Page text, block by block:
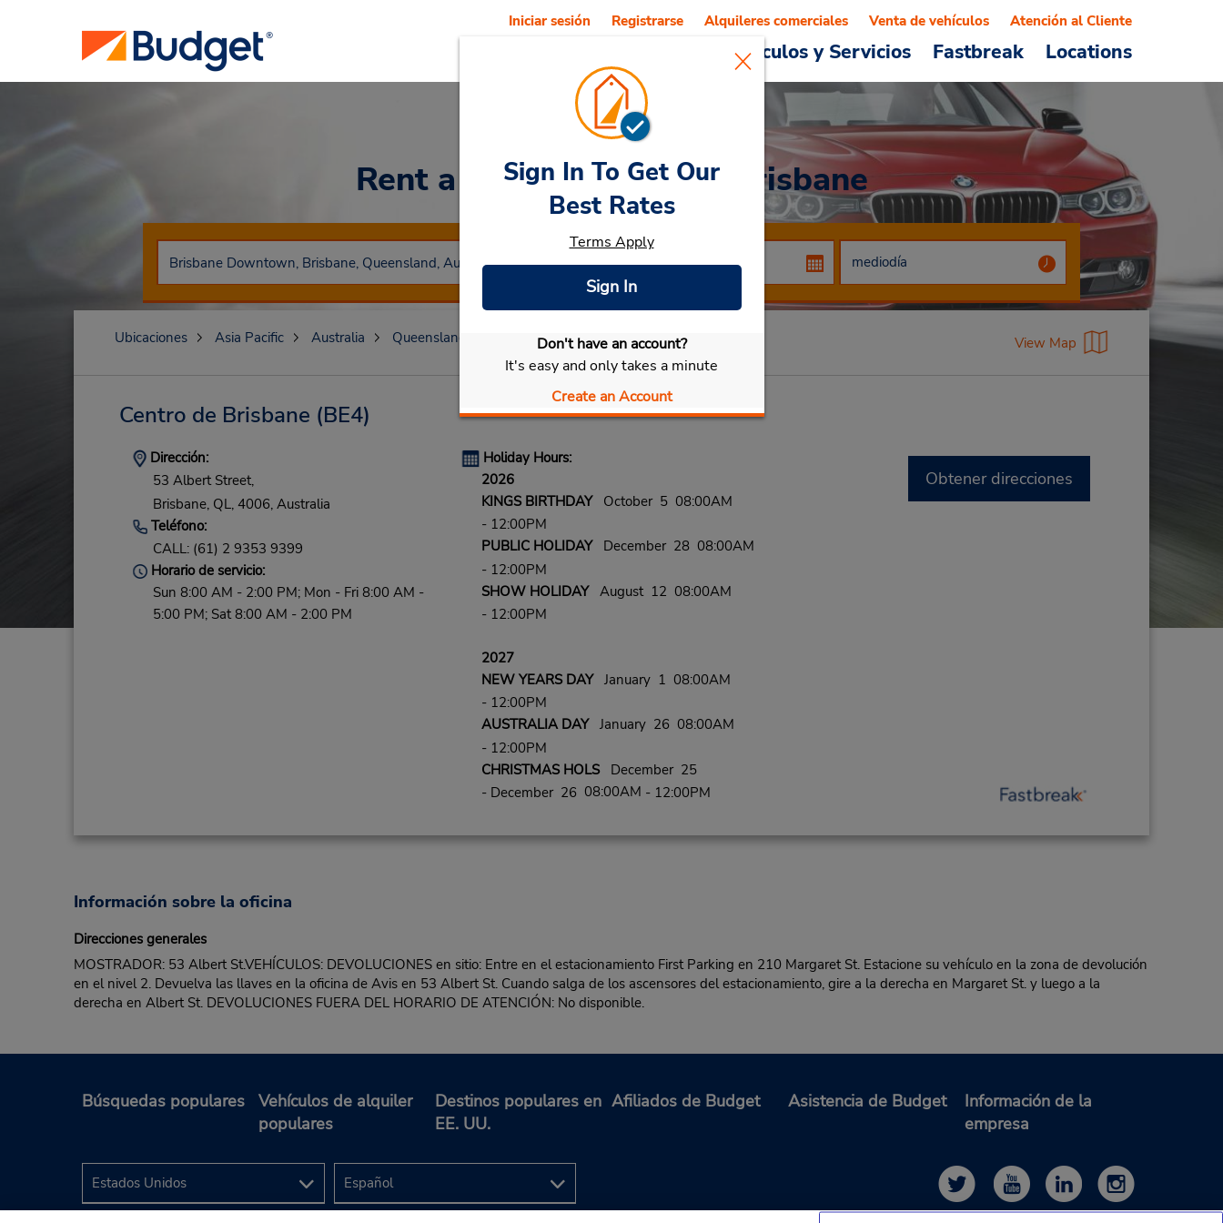
Vehículos y Servicios Fastbreak Locations
Iniciar sesión Registrarse Alquileres comerciales Venta de vehículos Atención al Cliente
Rent a Carat Centro de Brisbane
Seleccionar mi vehículo
Sign In To Get Our
Best Rates
Terms Apply
Sign In
Don't have an account?
It's easy and only takes a minute
Create an Account
Ubicaciones Asia Pacific Australia Queensland Brisbane Qld Centro de Brisbane View Map
Centro de Brisbane (BE4)
Dirección:
53 Albert Street,
Brisbane, QL, 4006, Australia
Teléfono:
CALL: (61) 2 9353 9399
Horario de servicio:
Sun 8:00 AM - 2:00 PM; Mon - Fri 8:00 AM -
5:00 PM; Sat 8:00 AM - 2:00 PM
Holiday Hours:
2026
KINGS BIRTHDAYOctober 5 08:00AM
- 12:00PM
PUBLIC HOLIDAYDecember 28 08:00AM
- 12:00PM
SHOW HOLIDAYAugust 12 08:00AM
- 12:00PM
2027
NEW YEARS DAYJanuary 1 08:00AM
- 12:00PM
AUSTRALIA DAYJanuary 26 08:00AM
- 12:00PM
CHRISTMAS HOLSDecember 25
- December 2608:00AM - 12:00PM
Obtener direcciones
Información sobre la oficina
Direcciones generales
MOSTRADOR: 53 Albert St.VEHÍCULOS: DEVOLUCIONES en sitio: Entre en el estacionamiento First Parking en 210 Margaret St. Estacione su vehículo en la zona de devolución
en el nivel 2. Devuelva las llaves en la oficina de Avis en 53 Albert St. Cuando salga de los ascensores del estacionamiento, gire a la derecha en Margaret St. y luego a la
derecha en Albert St. DEVOLUCIONES FUERA DEL HORARIO DE ATENCIÓN: No disponible.
Búsquedas populares
Vehículos de alquiler
populares
Destinos populares en
EE. UU.
Afiliados de Budget Asistencia de Budget
Información de la
empresa